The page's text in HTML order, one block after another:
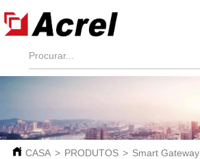
CASA > PRODUTOS > Smart Gateway